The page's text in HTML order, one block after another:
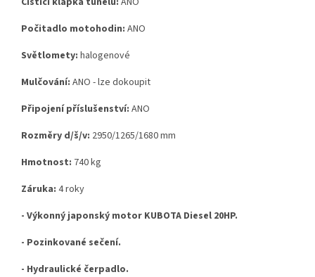
Počitadlo motohodin: ANO
Světlomety: halogenové
Mulčování: ANO - lze dokoupit
Připojení příslušenství: ANO
Rozměry d/š/v: 2950/1265/1680 mm
Hmotnost: 740 kg
Záruka: 4 roky
- Výkonný japonský motor KUBOTA Diesel 20HP.
- Pozinkované sečení.
- Hydraulické čerpadlo.